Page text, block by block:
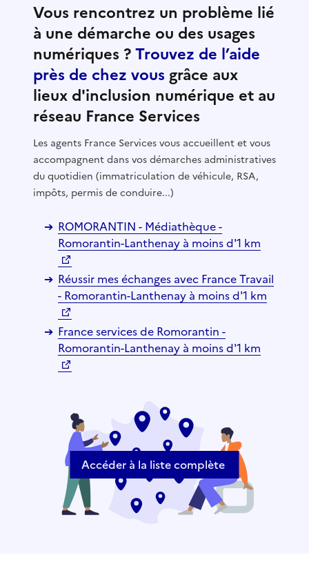
Vous rencontrez un problème lié
à une démarche ou des usages
numériques ?Trouvez de l’aide
près de chez vous grâce aux
lieux d'inclusion numérique et au
réseau France Services
Les agents France Services vous accueillent et vous
accompagnent dans vos démarches administratives
du quotidien (immatriculation de véhicule, RSA,
impôts, permis de conduire...)
ROMORANTIN - Médiathèque -
Romorantin-Lanthenay à moins d'1 km
Réussir mes échanges avec France Travail
- Romorantin-Lanthenay à moins d'1 km
France services de Romorantin -
Romorantin-Lanthenay à moins d'1 km
Accéder à la liste complète